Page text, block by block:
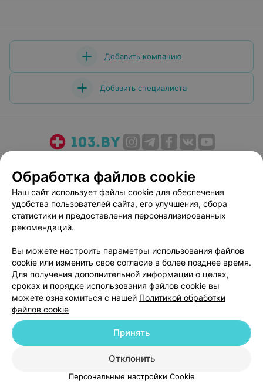
Добавить компанию
Добавить специалиста
Медицинский маркетинг
Публичный договор
Пользовательское соглашение
Способы оплаты
Вакансии
Партнеры
Персональные настройки cookie
Обработка персональных данных
© 2026 ООО «Артокс Лаб», УНП 191700409| 220012, Республика Беларусь,
Обработка файлов cookie
Наш сайт использует файлы cookie для обеспечения
удобства пользователей сайта, его улучшения, сбора
статистики и предоставления персонализированных
рекомендаций.
Вы можете настроить параметры использования файлов
cookie или изменить свое согласие в более позднее время.
Для получения дополнительной информации о целях,
сроках и порядке использования файлов cookie вы
можете ознакомиться с нашей Политикой обработки
файлов cookie
Отклонить
Принять
Персональные настройки Cookie